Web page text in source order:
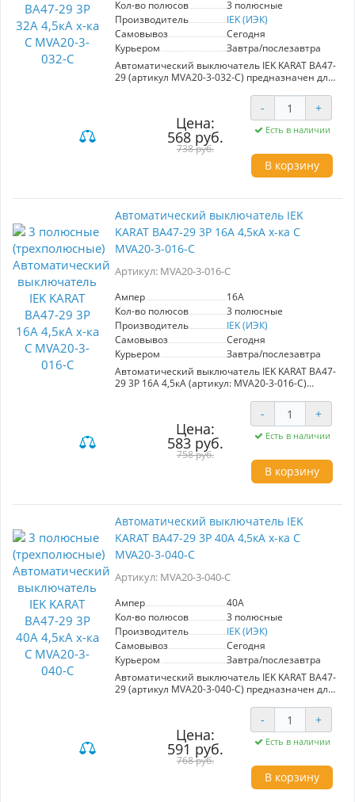
Кол-во полюсов
3 полюсные
Производитель
IEK (ИЭК)
Самовывоз
Сегодня
Курьером
Завтра/послезавтра
Автоматический выключатель IEK KARAT ВА47-
29 (артикул MVA20-3-032-C) предназначен для
групповых цепей с различной нагрузкой.
Обеспечивает защиту электроприборов,
освещения, а также двигателей с различными
пусковыми токами (характеристики B, C и D).
Рекомендуется для использования в вводно-
распределительных устройствах жилых и
общественных зданий. Номинальный ток: 32А,
пользу надежности и безопасности.
Цена:
568 руб.
738 руб.
- +
Есть в наличии
В корзину
Автоматический выключатель IEK
KARAT ВА47-29 3Р 16А 4,5кА х-ка С
MVA20-3-016-C
Артикул: MVA20-3-016-C
Ампер
16A
Кол-во полюсов
3 полюсные
Производитель
IEK (ИЭК)
Самовывоз
Сегодня
Курьером
Завтра/послезавтра
Автоматический выключатель IEK KARAT ВА47-
29 3Р 16А 4,5кА (артикул: MVA20-3-016-C)
распределительных и групповых цепей. С
характеристикой C он идеально подходит для
двигателей с небольшими пусковыми токами,
такими как компрессоры и вентиляторы.
Применяется в вводно-распределительных
устройствах жилых и общественных зданий,
гарантируя безопасность и стабильность
ток 16А, высокая способность отключения 4,5
кА. Выбор профессионалов для эффективной
защиты электросетей.
Цена:
583 руб.
758 руб.
- +
Есть в наличии
В корзину
Автоматический выключатель IEK
KARAT ВА47-29 3Р 40А 4,5кА х-ка С
MVA20-3-040-C
Артикул: MVA20-3-040-C
Ампер
40A
Кол-во полюсов
3 полюсные
Производитель
IEK (ИЭК)
Самовывоз
Сегодня
Курьером
Завтра/послезавтра
Автоматический выключатель IEK KARAT ВА47-
29 (артикул MVA20-3-040-C) предназначен для
групповых цепей с различной нагрузкой.
Обеспечивает эффективную защиту
электроприборов и освещения
(характеристика В), а также двигателей с
небольшими (характеристика C) и большими
пусковыми токами (характеристика D), что
делает его универсальным решением для
Цена:
591 руб.
768 руб.
- +
Есть в наличии
В корзину